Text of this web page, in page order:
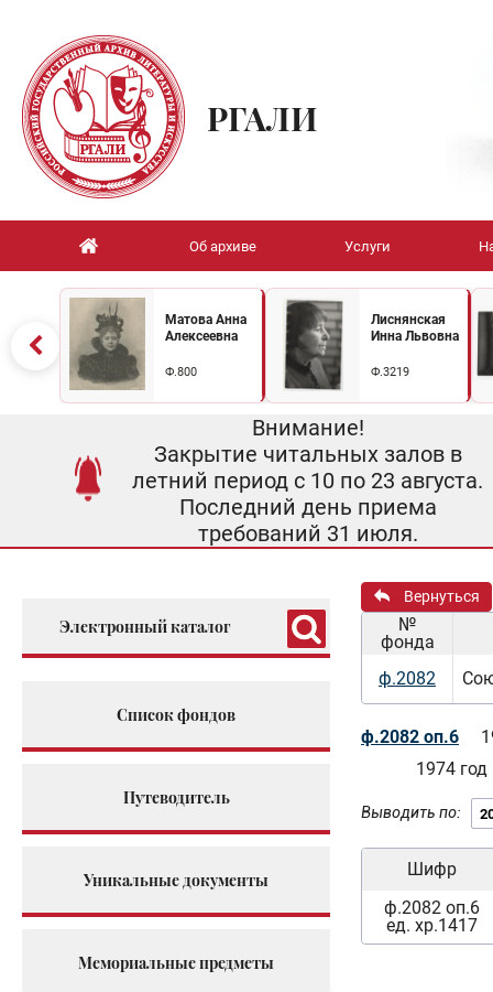
РГАЛИ
Об архиве Услуги
Матова Анна
Алексеевна
Ф.800
Лиснянская
Инна Львовна
Ф.3219
Внимание!
Закрытие читальных залов в
летний период с 10 по 23 августа.
Последний день приема
требований 31 июля.
Электронный каталог
Список фондов
Путеводитель
Уникальные документы
Мемориальные предметы
Вернуться
№
фонда
ф.2082
ф.2082 оп.6
1974 год
Выводить по:
Шифр
ф.2082 оп.6
ед. хр.1417